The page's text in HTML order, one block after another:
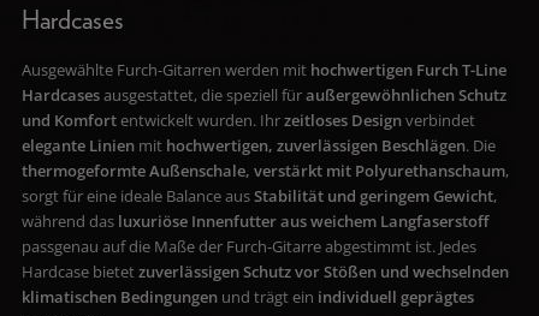
Hardcases
Ausgewählte Furch-Gitarren werden mit hochwertigen Furch T-Line
Hardcasesausgestattet, die speziell füraußergewöhnlichen Schutz
und Komfortentwickelt wurden. Ihrzeitloses Designverbindet
elegante Linienmit hochwertigen, zuverlässigen Beschlägen. Die
thermogeformte Außenschale, verstärkt mit Polyurethanschaum,
sorgt für eine ideale Balance ausStabilität und geringem Gewicht,
während das luxuriöse Innenfutter aus weichem Langfaserstoff
passgenau auf die Maße der Furch-Gitarre abgestimmt ist. Jedes
Hardcase bietetzuverlässigen Schutz vor Stößen und wechselnden
klimatischen Bedingungenund trägt ein individuell geprägtes